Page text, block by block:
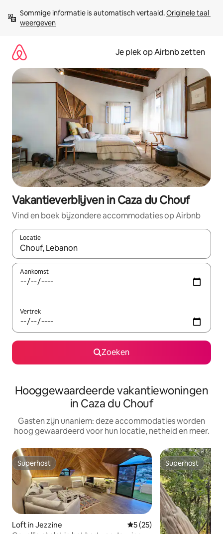
direct
naar
Sommige informatie is automatisch vertaald. Originele taal
weergeven
Je plek op Airbnb zetten
Vakantieverblijven in Caza du Chouf
Vind en boek bijzondere accommodaties op Airbnb
Locatie
Wanneer er resultaten beschikbaar zijn, maak je een keuze
Aankomst
Vertrek
Zoeken
Hooggewaardeerde vakantiewoningen
in Caza du Chouf
Gasten zijn unaniem: deze accommodaties worden
hoog gewaardeerd voor hun locatie, netheid en meer.
Superhost
Superhost
Loft in Jezzine Gemiddelde beoordeling
5 (25)
Superhost
Superhost